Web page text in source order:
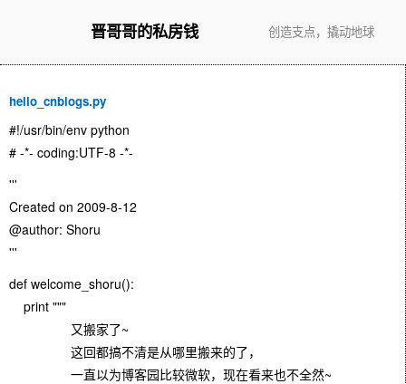
晋哥哥的私房钱 创造支点，撬动地球
hello_cnblogs.py
#!/usr/bin/env python
# -*- coding:UTF-8 -*-
'''
Created on 2009-8-12
@author: Shoru
'''
def welcome_shoru():
print """
又搬家了~
这回都搞不清是从哪里搬来的了，
一直以为博客园比较微软，现在看来也不全然~